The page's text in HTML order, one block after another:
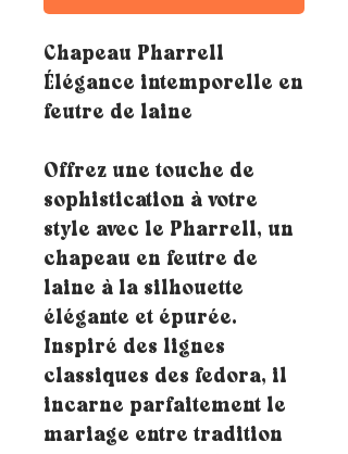
Chapeau Pharrell
Élégance intemporelle en
feutre de laine
Offrez une touche de
sophistication à votre
style avec le Pharrell, un
chapeau en feutre de
laine à la silhouette
élégante et épurée.
Inspiré des lignes
classiques des fedora, il
incarne parfaitement le
mariage entre tradition